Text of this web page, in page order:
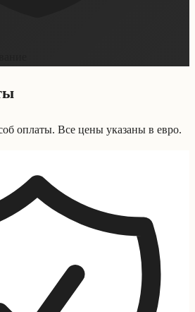
оплаты. Все цены указаны в евро.